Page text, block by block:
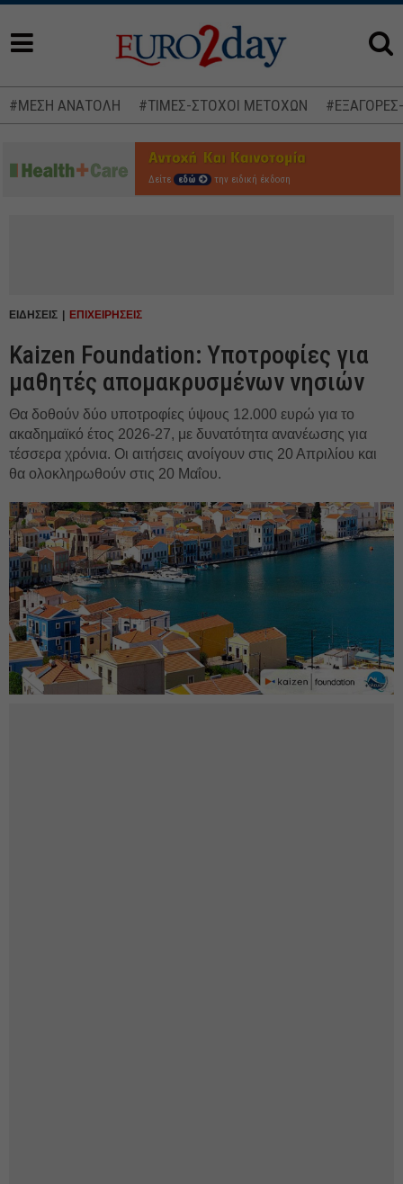
#ΜΕΣΗ ΑΝΑΤΟΛΗ #ΤΙΜΕΣ-ΣΤΟΧΟΙ ΜΕΤΟΧΩΝ
Δείτε εδώ την ειδική έκδοση
ΕΙΔΗΣΕΙΣ ΕΠΙΧΕΙΡΗΣΕΙΣ
Kaizen Foundation: Υποτροφίες για
μαθητές απομακρυσμένων νησιών
Θα δοθούν δύο υποτροφίες ύψους 12.000 ευρώ για το
ακαδημαϊκό έτος 2026-27, με δυνατότητα ανανέωσης για
τέσσερα χρόνια. Οι αιτήσεις ανοίγουν στις 20 Απριλίου και
θα ολοκληρωθούν στις 20 Μαΐου.